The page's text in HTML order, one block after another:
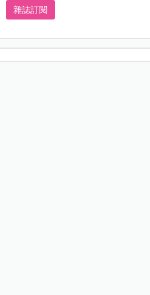
雜誌訂閱